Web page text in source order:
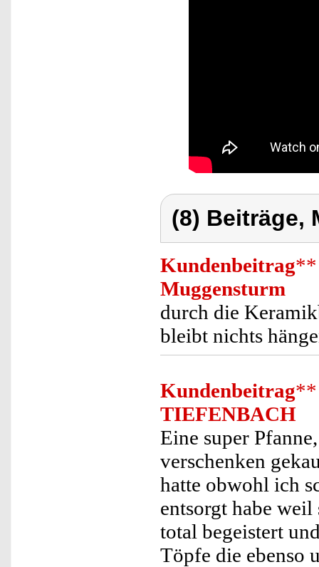
(8) Beiträge,
Kundenbeitrag**
Muggensturm
durch die
bleibt nichts
Kundenbeitrag**
TIEFENBACH
Eine super
verschenken
hatte obwohl ich
entsorgt habe
total begeistert
Töpfe die ebenso